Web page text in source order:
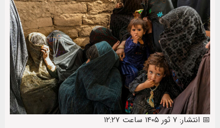
📅 انتشار: ۷ ثور ۱۴۰۵ ساعت ۱۲:۲۷